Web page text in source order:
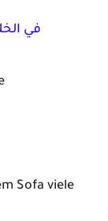
Sofa viele